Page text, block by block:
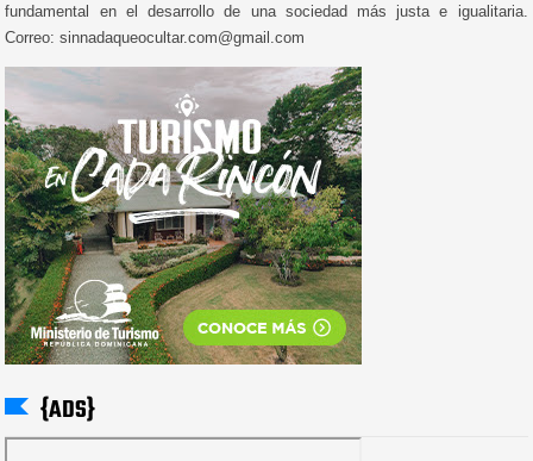
fundamental en el desarrollo de una sociedad más justa e igualitaria.
Correo: sinnadaqueocultar.com@gmail.com
{ADS}